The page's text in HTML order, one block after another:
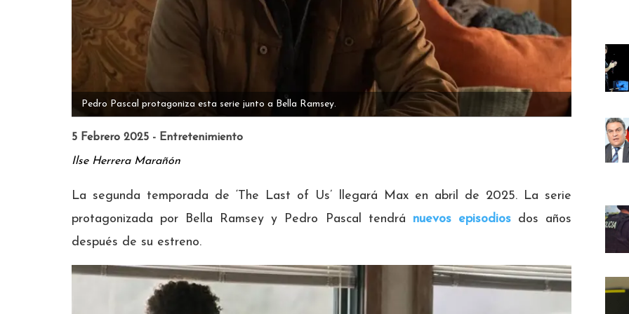
Pedro Pascal protagoniza esta serie junto a Bella Ramsey.
5 Febrero 2025 - Entretenimiento
Ilse Herrera Marañón
La segunda temporada de ‘The Last of Us’ llegará Max en abril de 2025. La serie
protagonizada por Bella Ramsey y Pedro Pascal tendrá nuevos episodiosdos años
después de su estreno.